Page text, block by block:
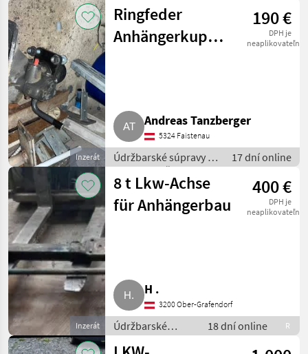
Inzerát
Ringfeder
Anhängerkupplung,
190 €
DPH je
neaplikovateľné
Andreas Tanzberger
5324 Faistenau
Údržbarské súpravy a
súčiastky / Časti pre
nákladné autá
17 dní online
Inzerát
8 t Lkw-Achse
für Anhängerbau
400 €
DPH je
neaplikovateľné
H .
3200 Ober-Grafendorf
Údržbarské
súpravy a
18 dní online R